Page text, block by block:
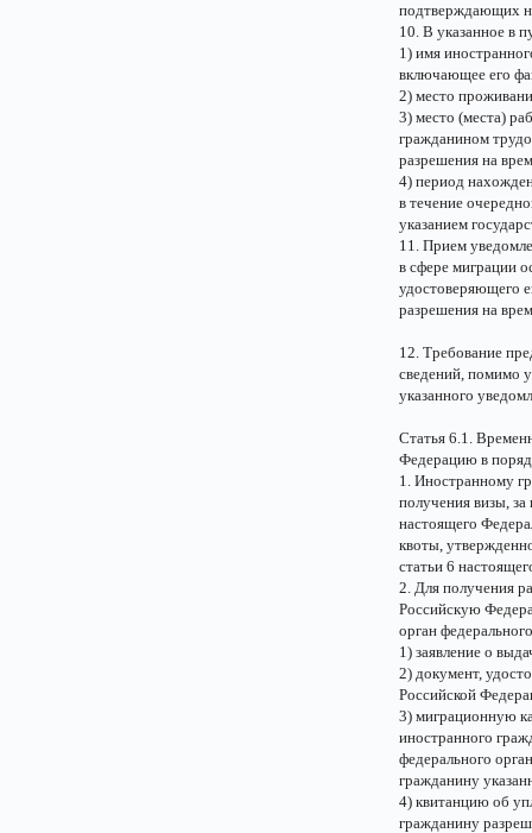
подтверждающих
10. В указанное в
1) имя
включающее его
2) место
3) место (места)
гражданином
разрешения на
4) период
в течение
указанием
11. Прием
в сфере миграции
удостоверяющего
разрешения на
12. Требование
сведений, помимо
указанного
Статья 6.1.
Федерацию в
1. Иностранному
получения визы,
настоящего
квоты,
статьи 6
2. Для получения
Российскую
орган
1) заявление о
2) документ,
Российской
3) миграционную
иностранного
федерального
гражданину
4) квитанцию об
гражданину